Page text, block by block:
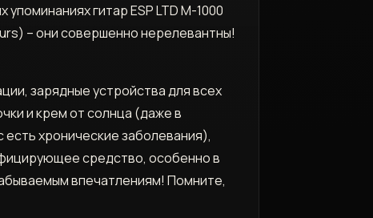
гитар ESP LTD M-1000
– они совершенно нерелевантны!
зарядные устройства для всех
и крем от солнца (даже в
хронические заболевания),
средство, особенно в
впечатлениям! Помните,